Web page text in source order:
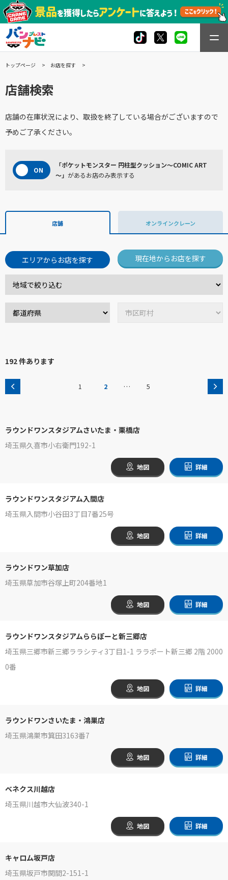
トップページ お店を探す
店舗検索
店舗の在庫状況により、取扱を終了している場合がございますので
予めご了承ください。
「ポケットモンスター 円柱型クッション～COMIC ART
～」 があるお店のみ表示する
店舗 オンラインクレーン
エリアからお店を探す 現在地からお店を探す
192 件あります
1 2 … 5
ラウンドワンスタジアムさいたま・栗橋店
埼玉県久喜市小右衛門192-1
地図 詳細
ラウンドワンスタジアム入間店
埼玉県入間市小谷田3丁目7番25号
地図 詳細
ラウンドワン草加店
埼玉県草加市谷塚上町204番地1
地図 詳細
ラウンドワンスタジアムららぽーと新三郷店
埼玉県三郷市新三郷ララシティ3丁目1-1 ララポート新三郷 2階 2000
0番
地図 詳細
ラウンドワンさいたま・鴻巣店
埼玉県鴻巣市箕田3163番7
地図 詳細
ベネクス川越店
埼玉県川越市大仙波340-1
地図 詳細
キャロム坂戸店
埼玉県坂戸市関間2-151-1